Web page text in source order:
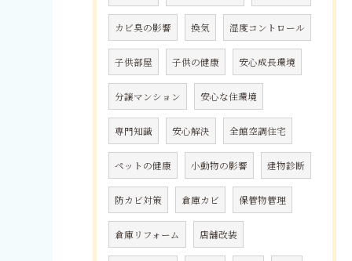
カビ臭の影響 換気 湿度コントロール
子供部屋 子供の健康 安心成長環境
分譲マンション 安心な住環境
専門知識 安心解決 全館空調住宅
ペットの健康 小動物の影響 建物診断
防カビ対策 倉庫カビ 保管物管理
倉庫リフォーム 店舗改装